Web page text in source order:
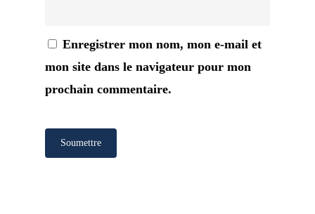
Enregistrer mon nom, mon e-mail et
mon site dans le navigateur pour mon
prochain commentaire.